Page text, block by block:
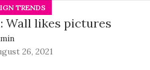
TRENDS
Wall likes pictures
26, 2021